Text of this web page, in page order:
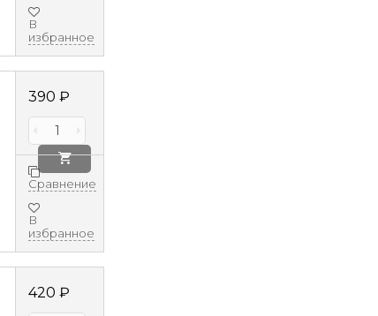
В
избранное
390 ₽
Сравнение
В
избранное
420 ₽